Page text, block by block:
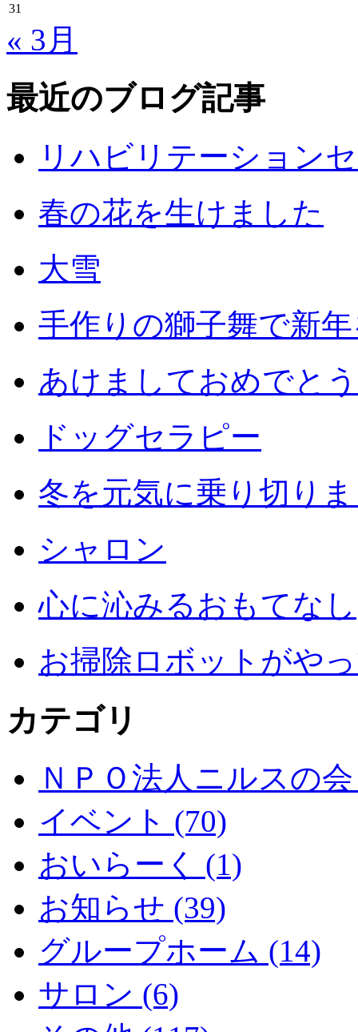
31
« 3月
最近のブログ記事
リハビリテーション
春の花を生けました
大雪
手作りの獅子舞で新
あけましておめでと
ドッグセラピー
冬を元気に乗り切り
シャロン
心に沁みるおもてなし
お掃除ロボットがや
カテゴリ
ＮＰＯ法人ニルスの
イベント (70)
おいらーく (1)
お知らせ (39)
グループホーム (14)
サロン (6)